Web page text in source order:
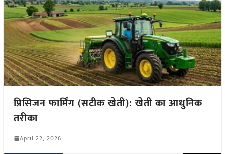
प्रिसिजन फार्मिंग (सटीक खेती): खेती का आधुनिक
तरीका
April 22, 2026